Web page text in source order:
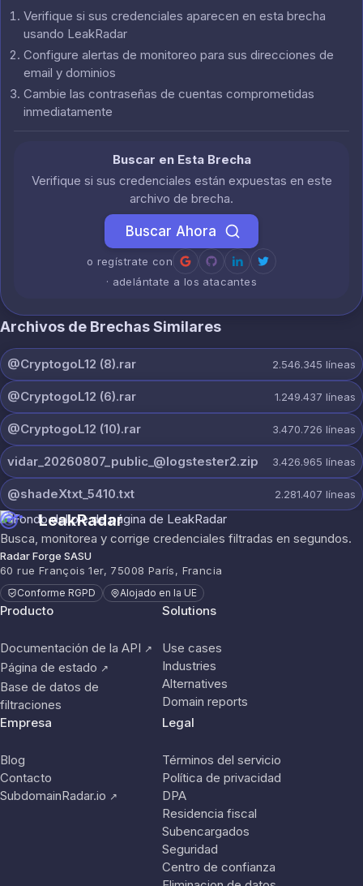
Verifique si sus credenciales aparecen en esta brecha
usando LeakRadar
Configure alertas de monitoreo para sus direcciones de
email y dominios
Cambie las contraseñas de cuentas comprometidas
inmediatamente
Buscar en Esta Brecha
Verifique si sus credenciales están expuestas en este
archivo de brecha.
Buscar Ahora
o regístrate con
· adelántate a los atacantes
Archivos de Brechas Similares
@CryptogoL12 (8).rar 2.546.345 líneas
@CryptogoL12 (6).rar 1.249.437 líneas
@CryptogoL12 (10).rar 3.470.726 líneas
vidar_20260807_public_@logstester2.zip 3.426.965 líneas
@shadeXtxt_5410.txt 2.281.407 líneas
LeakRadar
Busca, monitorea y corrige credenciales filtradas en segundos.
Radar Forge SASU
60 rue François 1er, 75008 París, Francia
Conforme RGPD Alojado en la UE
Producto
Documentación de la API ↗
Página de estado ↗
Base de datos de
filtraciones
Solutions
Use cases
Industries
Alternatives
Domain reports
Empresa
Blog
Contacto
SubdomainRadar.io ↗
Legal
Términos del servicio
Política de privacidad
DPA
Residencia fiscal
Subencargados
Seguridad
Centro de confianza